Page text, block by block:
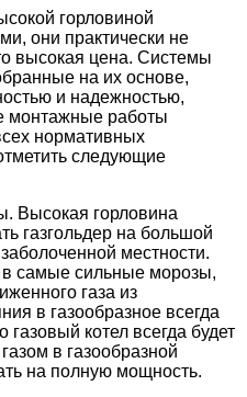
горловиной
они практически не
высокая цена. Системы
на их основе,
и надежностью,
монтажные работы
нормативных
следующие
Высокая горловина
газгольдер на большой
местности.
в самые сильные морозы,
газа из
в газообразное всегда
газовый котел всегда будет
в газообразной
на полную мощность.